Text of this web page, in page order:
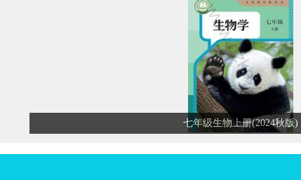
七年级生物上册(2024秋版)